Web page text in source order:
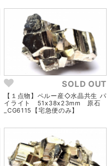
SOLD OUT
【１点物】ペルー産◇水晶共生 パ
イライト 51x38x23mm 原石
_CG6115【宅急便のみ】